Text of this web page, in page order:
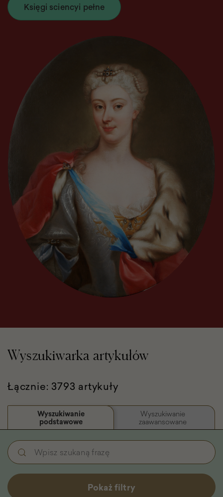
Księgi sciencyi pełne
Wyszukiwarka artykułów
Łącznie: 3793 artykuły
Wyszukiwanie
podstawowe
Wyszukiwanie
zaawansowane
Wyszukiwanie
podstawowe
-
Filtry
Wpisz
szukaną
frazę
Pokaż filtry